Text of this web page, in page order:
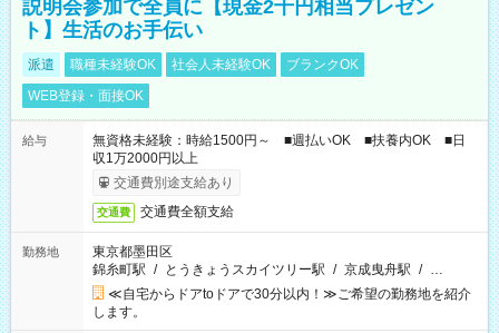
説明会参加で全員に【現金2千円相当プレゼン
ト】生活のお手伝い
派遣 職種未経験OK 社会人未経験OK
ブランクOK
WEB登録・面接OK
給与
無資格未経験：時給1500円～ ■週払いOK ■扶養内OK ■日
収1万2000円以上
交通費別途支給あり
交通費 交通費全額支給
勤務地
東京都墨田区
錦糸町駅 / とうきょうスカイツリー駅 / 京成曳舟駅 / …
≪自宅からドアtoドアで30分以内！≫ご希望の勤務地を紹介
します。